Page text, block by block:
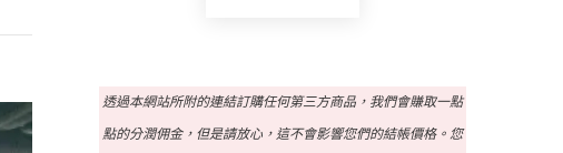
透過本網站所附的連結訂購任何第三方商品，我們會賺取一點
點的分潤佣金，但是請放心，這不會影響您們的結帳價格。您